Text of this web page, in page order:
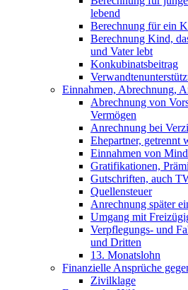
lebend
Berechnung für ein
Berechnung Kind,
und Vater lebt
Konkubinatsbeitrag
Einnahmen, Abrechnung,
Abrechnung von
Vermögen
Anrechnung bei
Ehepartner, getrennt
Einnahmen von
Gratifikationen,
Gutschriften, auch
Quellensteuer
Anrechnung später
Umgang mit
Verpflegungs- und
und Dritten
13. Monatslohn
Finanzielle Ansprüche
Zivilklage